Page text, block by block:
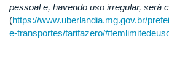
pessoal e, havendo uso irregular, será
(https://www.uberlandia.mg.gov.br/
e-transportes/tarifazero/